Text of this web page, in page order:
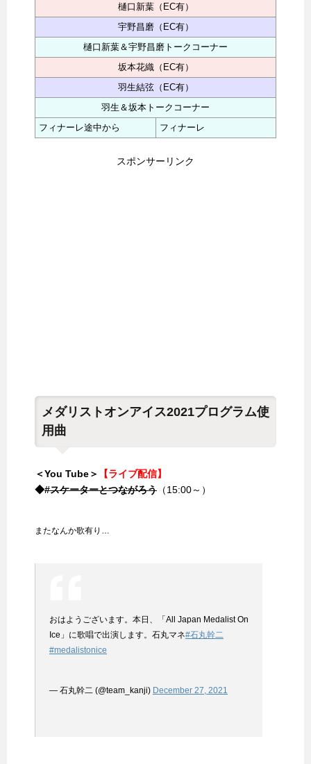
樋口新葉（EC有）
宇野昌磨（EC有）
樋口新葉＆宇野昌磨トークコーナー
坂本花織（EC有）
羽生結弦（EC有）
羽生＆坂本トークコーナー
フィナーレ途中から
フィナーレ
スポンサーリンク
メダリストオンアイス2021プログラム使
用曲
＜You Tube＞
【ライブ配信】
◆#スケーターとつながろう （15:00～）
またなんか歌有り…
おはようございます。本日、「All Japan Medalist On
Ice」に歌唱で出演します。石丸マネ#石丸幹二
#medalistonice
— 石丸幹二 (@team_kanji) December 27, 2021